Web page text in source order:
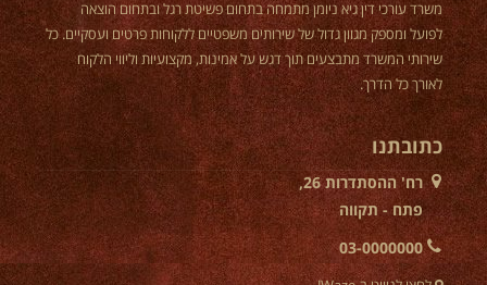
משרד עורכי דין גיא ניומן מתמחה בתחום פשיטת רגל ובתחום הוצאה
לפועל ומספק מגוון גדול של שירותים משפטיים ללקוחות פרטים ועסקיים. כל
שירותי המשרד מתבצעים תוך דגש על אמינות, מקצועיות וליווי הלקוח
לאורך כל הדרך.
כתובתנו
רח' ההסתדרות 26,
פתח - תקווה
03-0000000